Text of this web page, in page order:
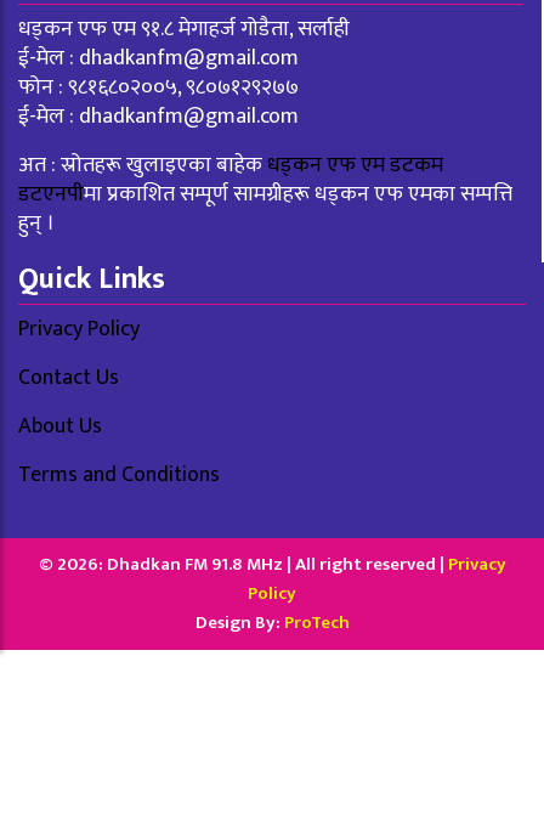
धड्कन एफ एम ९१.८ मेगाहर्ज गोडैता, सर्लाही
ई-मेल : dhadkanfm@gmail.com
फोन : ९८१६८०२००५, ९८०७१२९२७७
ई-मेल : dhadkanfm@gmail.com
अत : स्रोतहरू खुलाइएका बाहेकधड्कन एफ एम डटकम
डटएनपीमा प्रकाशित सम्पूर्ण सामग्रीहरू धड्कन एफ एमका सम्पत्ति
हुन् ।
Quick Links
Privacy Policy
Contact Us
About Us
Terms and Conditions
© 2026: Dhadkan FM 91.8 MHz | All right reserved | Privacy
Policy
Design By: ProTech